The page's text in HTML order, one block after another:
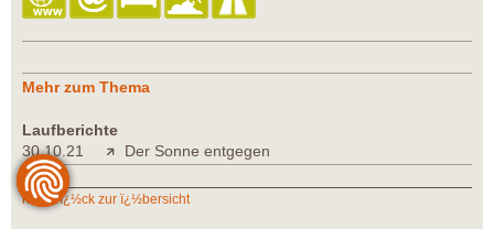
Mehr zum Thema
Laufberichte
30.10.21
Der Sonne entgegen
zurï¿½ck zur ï¿½bersicht